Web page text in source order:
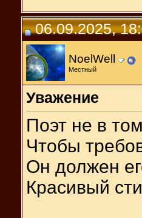
06.09.2025,
NoelWell
Местный
Уважение
Поэт не в
Чтобы
Он должен
Красивый